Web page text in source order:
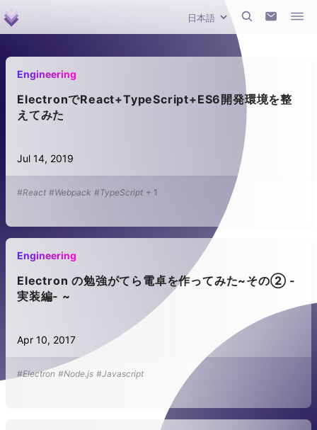
Engineering
ElectronでReact+TypeScript+ES6開発環境を整
えてみた
Jul 14, 2019
#React #Webpack #TypeScript + 1
Engineering
Electron の勉強がてら電卓を作ってみた~その② -
実装編- ~
Apr 10, 2017
#Electron #Node.js #Javascript